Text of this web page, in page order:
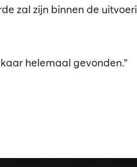
zal zijn binnen de
helemaal gevonden.”